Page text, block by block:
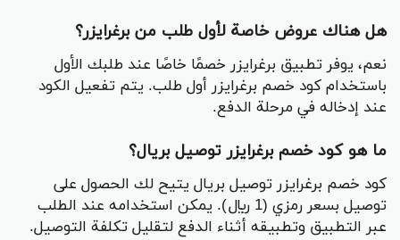
هل هناك عروض خاصة لأول طلب من برغرايزر؟
نعم، يوفر تطبيق برغرايزر خصمًا خاصًا عند طلبك الأول
باستخدام كود خصم برغرايزر أول طلب. يتم تفعيل الكود
عند إدخاله في مرحلة الدفع.
ما هو كود خصم برغرايزر توصيل بريال؟
كود خصم برغرايزر توصيل بريال يتيح لك الحصول على
توصيل بسعر رمزي (1 ريال). يمكن استخدامه عند الطلب
عبر التطبيق وتطبيقه أثناء الدفع لتقليل تكلفة التوصيل.